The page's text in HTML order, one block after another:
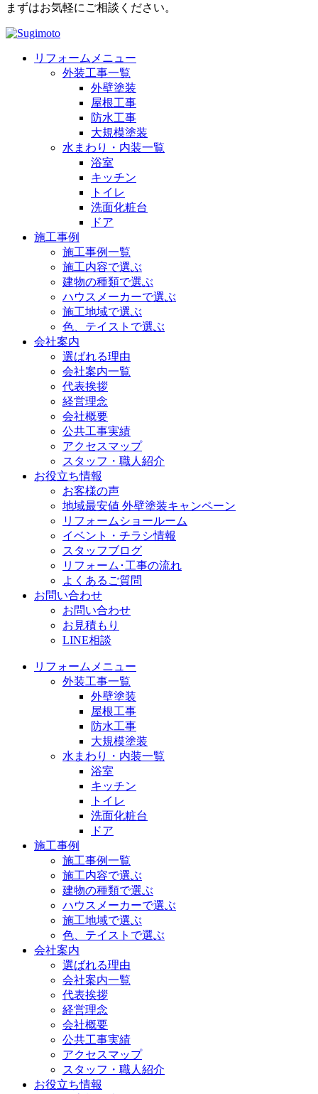
まずはお気軽にご相談ください。
リフォームメニュー
外装工事一覧
外壁塗装
屋根工事
防水工事
大規模塗装
水まわり・内装一覧
浴室
キッチン
トイレ
洗面化粧台
ドア
施工事例
施工事例一覧
施工内容で選ぶ
建物の種類で選ぶ
ハウスメーカーで選ぶ
施工地域で選ぶ
色、テイストで選ぶ
会社案内
選ばれる理由
会社案内一覧
代表挨拶
経営理念
会社概要
公共工事実績
アクセスマップ
スタッフ・職人紹介
お役立ち情報
お客様の声
地域最安値 外壁塗装キャンペーン
リフォームショールーム
イベント・チラシ情報
スタッフブログ
リフォーム･工事の流れ
よくあるご質問
お問い合わせ
お問い合わせ
お見積もり
LINE相談
リフォームメニュー
外装工事一覧
外壁塗装
屋根工事
防水工事
大規模塗装
水まわり・内装一覧
浴室
キッチン
トイレ
洗面化粧台
ドア
施工事例
施工事例一覧
施工内容で選ぶ
建物の種類で選ぶ
ハウスメーカーで選ぶ
施工地域で選ぶ
色、テイストで選ぶ
会社案内
選ばれる理由
会社案内一覧
代表挨拶
経営理念
会社概要
公共工事実績
アクセスマップ
スタッフ・職人紹介
お役立ち情報